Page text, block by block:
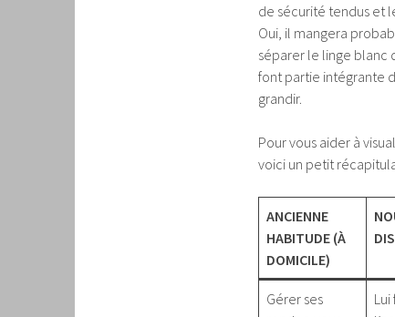
de sécurité tendus et
Oui, il mangera
séparer le linge blanc
font partie intégrante
grandir.
Pour vous aider à
voici un petit
ANCIENNE
HABITUDE (À
DOMICILE)
Gérer ses